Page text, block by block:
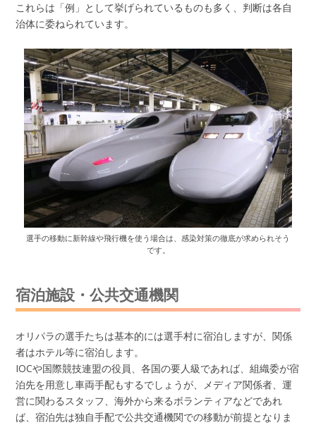
これらは「例」として挙げられているものも多く、判断は各自
治体に委ねられています。
選手の移動に新幹線や飛行機を使う場合は、感染対策の徹底が求められそう
です。
宿泊施設・公共交通機関
オリパラの選手たちは基本的には選手村に宿泊しますが、関係
者はホテル等に宿泊します。
IOCや国際競技連盟の役員、各国の要人級であれば、組織委が宿
泊先を用意し車両手配もするでしょうが、メディア関係者、運
営に関わるスタッフ、海外から来るボランティアなどであれ
ば、宿泊先は独自手配で公共交通機関での移動が前提となりま